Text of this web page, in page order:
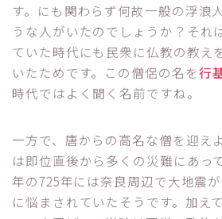
す。にも関わらず何故一般の浮浪
うな人がいたのでしょうか？それ
ていた時代にも民衆に仏教の教え
いたためです。この僧侶の名を行
時代ではよく聞く名前ですね。
一方で、唐からの高名な僧を迎え
は即位直後から多くの災難にあっ
年の725年には奈良周辺で大地震
に悩まされていたそうです。加え